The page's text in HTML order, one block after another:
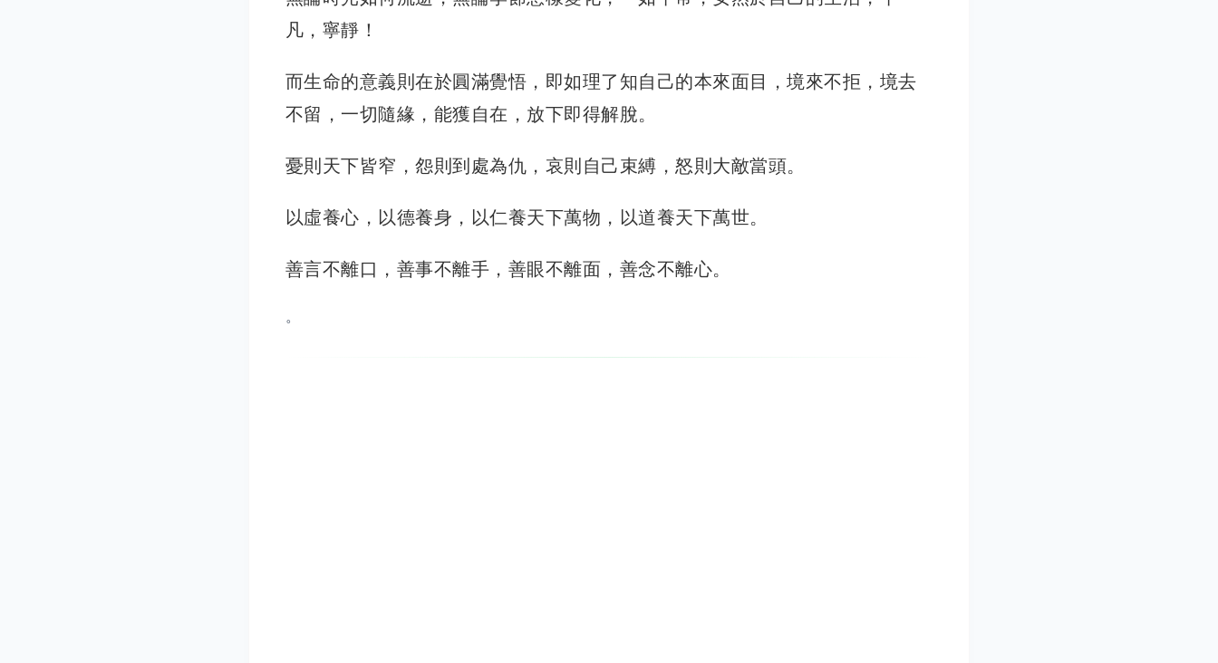
凡，寧靜！
而生命的意義則在於圓滿覺悟，即如理了知自己的本來面目，境來不拒，境去
不留，一切隨緣，能獲自在，放下即得解脫。
憂則天下皆窄，怨則到處為仇，哀則自己束縛，怒則大敵當頭。
以虛養心，以德養身，以仁養天下萬物，以道養天下萬世。
善言不離口，善事不離手，善眼不離面，善念不離心。
。